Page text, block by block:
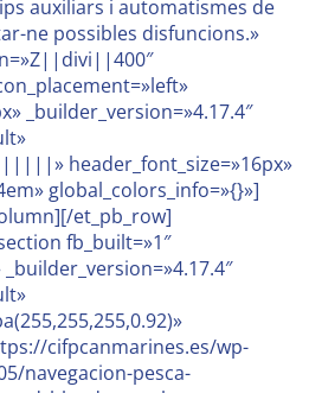
auxiliars i automatismes de
ne possibles disfuncions.»
_builder_version=»4.17.4″
header_font_size=»16px»
global_colors_info=»{}»]
et_pb_row]
fb_built=»1″
cifpcanmarines.es/wp-
navegacion-pesca-